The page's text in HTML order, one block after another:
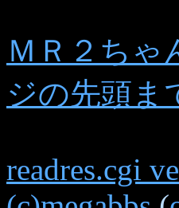
ＭＲ２ちゃ
ジの先頭ま
readres.cgi